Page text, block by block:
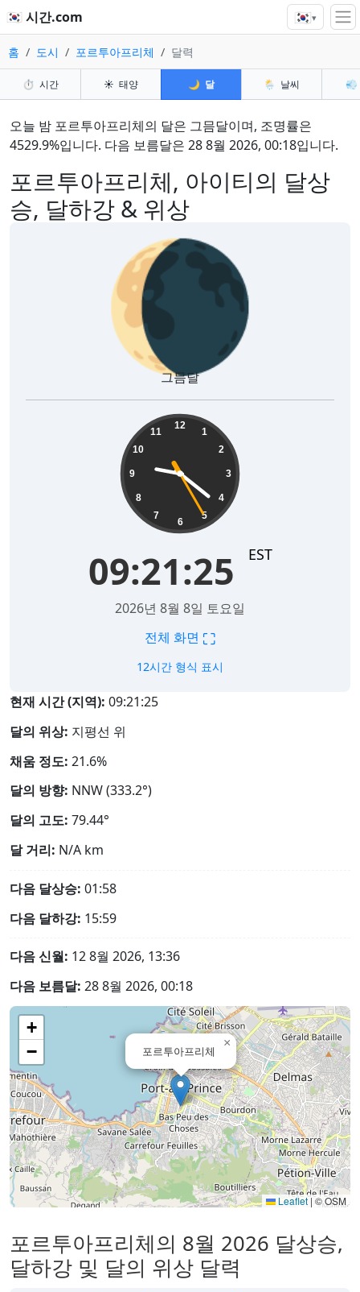
🇰🇷 시간.com 🇰🇷▾
홈 도시 포르투아프리체 달력
⏱️ 시간 ☀️ 태양 🌙 달 🌦️ 날씨 💨
포르투아프리체, 아이티의 달상
승, 달하강 & 위상
오늘 밤 포르투아프리체의 달은 그믐달이며, 조명률은
4529.9%입니다. 다음 보름달은 28 8월 2026, 00:18입니다.
🌘
그믐달
12
1
2
3
4
5
6
7
8
9
10
11
09:21:26 EST
2026년 8월 8일 토요일
전체 화면 ⛶
12시간 형식 표시
현재 시간 (지역): 09:21:26
달의 위상: 지평선 위
채움 정도: 21.6%
달의 방향: NNW (333.2°)
달의 고도: 79.44°
달 거리: N/A km
다음 달상승: 01:58
다음 달하강: 15:59
다음 신월: 12 8월 2026, 13:36
다음 보름달: 28 8월 2026, 00:18
포르투아프리체
×
+
−
Leaflet|© OSM
포르투아프리체의 8월 2026 달상승,
달하강 및 달의 위상 달력